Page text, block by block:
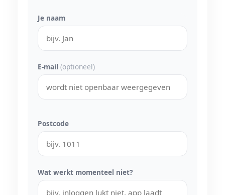
Je naam
E-mail (optioneel)
Postcode
Wat werkt momenteel niet?